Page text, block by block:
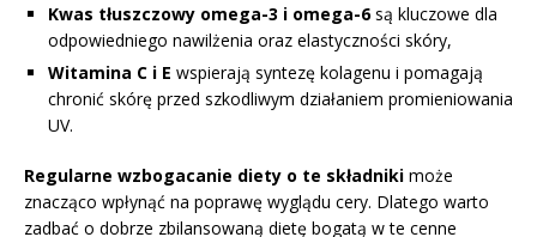
Kwas tłuszczowy omega-3 i omega-6są kluczowe dla
odpowiedniego nawilżenia oraz elastyczności skóry,
Witamina C i E wspierają syntezę kolagenu i pomagają
chronić skórę przed szkodliwym działaniem promieniowania
UV.
Regularne wzbogacanie diety o te składniki może
znacząco wpłynąć na poprawę wyglądu cery. Dlatego warto
zadbać o dobrze zbilansowaną dietę bogatą w te cenne